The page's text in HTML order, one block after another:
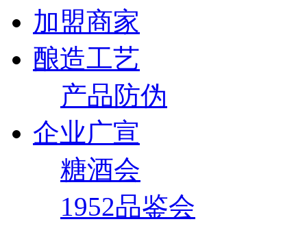
加盟商家
酿造工艺
产品防伪
企业广宣
糖酒会
1952品鉴会